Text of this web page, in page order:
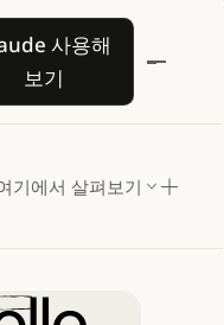
사용해
보기
Claude 사용해 보기
기에서 살펴보기
를
즈
기